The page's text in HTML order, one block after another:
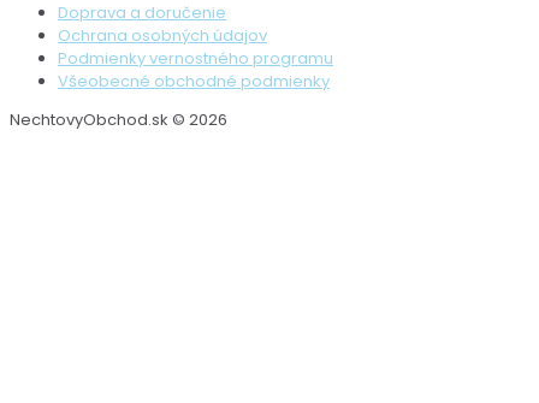
Doprava a doručenie
Ochrana osobných údajov
Podmienky vernostného programu
Všeobecné obchodné podmienky
NechtovyObchod.sk © 2026